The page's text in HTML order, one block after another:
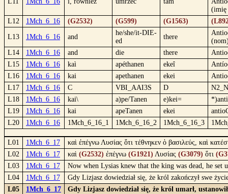
(imię
L12
1Mch_6_16 (G2532) (G599) (G1563)
L13 1Mch_6_16 and
he/she/it-DIE-
ed
there
L14
1Mch_6_16 and die there
L15
1Mch_6_16 kaì apéthanen ekeî
L16
1Mch_6_16 kai apethanen ekei
L17
1Mch_6_16 C VBI_AAI3S D
L18
1Mch_6_16 kai\ a)pe/Tanen e)kei=
L19
1Mch_6_16 kai apeTanen ekei
L20
1Mch_6_16 1Mch_6_16_1 1Mch_6_16_2 1Mch_6_16_3
L01 1Mch_6_17
καὶ ἐπέγνω Λυσίας ὅτι τέθνηκεν ὁ βασιλεύς, καὶ
L02
1Mch_6_17 καὶ (G2532) ἐπέγνω (G1921) Λυσίας (G3079) ὅτι
L03
1Mch_6_17
Now when Lysias knew that the king was dead, he set
L04
1Mch_6_17
Gdy Lizjasz dowiedział się, że król zakończył swe
L05
1Mch_6_17
Gdy Lizjasz dowiedział się, że król umarł,